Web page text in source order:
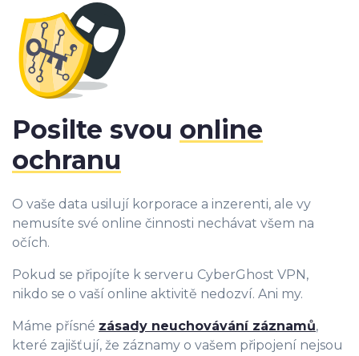
O vaše data usilují korporace a inzerenti, ale vy
nemusíte své online činnosti nechávat všem na
očích.
Pokud se připojíte k serveru CyberGhost VPN,
nikdo se o vaší online aktivitě nedozví. Ani my.
Máme přísné zásady neuchovávání záznamů,
které zajišťují, že záznamy o vašem připojení nejsou
Posilte svou online
ochranu